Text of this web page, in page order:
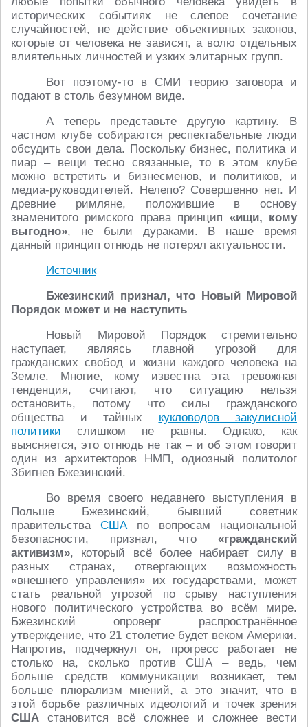
исторических событиях не слепое сочетание
случайностей, не действие объективных законов,
которые от человека не зависят, а волю отдельных
влиятельных личностей и узких элитарных групп.
Вот поэтому-то в СМИ теорию заговора и
подают в столь безумном виде.
А теперь представьте другую картину. В
частном клубе собираются респектабельные люди
обсудить свои дела. Поскольку бизнес, политика и
пиар – вещи тесно связанные, то в этом клубе
можно встретить и бизнесменов, и политиков, и
медиа-руководителей. Нелепо? Совершенно нет. И
древние римляне, положившие в основу
знаменитого римского права принцип «ищи, кому
выгодно», не были дураками. В наше время
данный принцип отнюдь не потерял актуальности.
Источник
Бжезинский признал, что Новый Мировой
Порядок может и не наступить
Новый Мировой Порядок стремительно
наступает, являясь главной угрозой для
гражданских свобод и жизни каждого человека на
Земле. Многие, кому известна эта тревожная
тенденция, считают, что ситуацию нельзя
остановить, потому что силы гражданского
общества и тайных кукловодов закулисной
политики слишком не равны. Однако, как
выясняется, это отнюдь не так – и об этом говорит
один из архитекторов НМП, одиозный политолог
Збигнев Бжезинский.
Во время своего недавнего выступления в
Польше Бжезинский, бывший советник
правительства СШАпо вопросам национальной
безопасности, признал, что «гражданский
активизм», который всё более набирает силу в
разных странах, отвергающих возможность
«внешнего управления» их государствами, может
стать реальной угрозой по срыву наступления
нового политического устройства во всём мире.
Бжезинский опроверг распространённое
утверждение, что 21 столетие будет веком Америки.
Напротив, подчеркнул он, прогресс работает не
столько на, сколько против США – ведь, чем
больше средств коммуникации возникает, тем
больше плюрализм мнений, а это значит, что в
этой борьбе различных идеологий и точек зрения
США становится всё сложнее и сложнее вести